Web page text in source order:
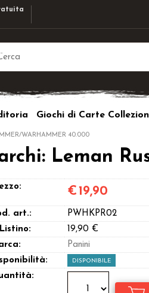
Giochi di Carte
WARHAMMER 40.000
Leman
€ 19,90
art.:
PWHKPR02
Listino:
19,90 €
Panini
DISPONIBILE